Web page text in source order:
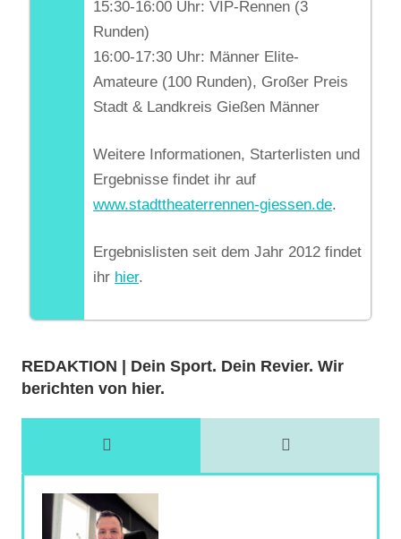
15:30-16:00 Uhr: VIP-Rennen (3
Runden)
16:00-17:30 Uhr: Männer Elite-
Amateure (100 Runden), Großer Preis
Stadt & Landkreis Gießen Männer
Weitere Informationen, Starterlisten und
Ergebnisse findet ihr auf
www.stadttheaterrennen-giessen.de.
Ergebnislisten seit dem Jahr 2012 findet
ihr hier.
REDAKTION | Dein Sport. Dein Revier. Wir
berichten von hier.